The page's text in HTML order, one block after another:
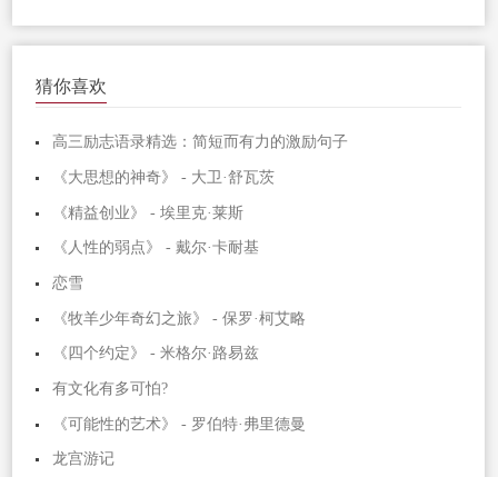
猜你喜欢
高三励志语录精选：简短而有力的激励句子
《大思想的神奇》 - 大卫·舒瓦茨
《精益创业》 - 埃里克·莱斯
《人性的弱点》 - 戴尔·卡耐基
恋雪
《牧羊少年奇幻之旅》 - 保罗·柯艾略
《四个约定》 - 米格尔·路易兹
有文化有多可怕?
《可能性的艺术》 - 罗伯特·弗里德曼
龙宫游记